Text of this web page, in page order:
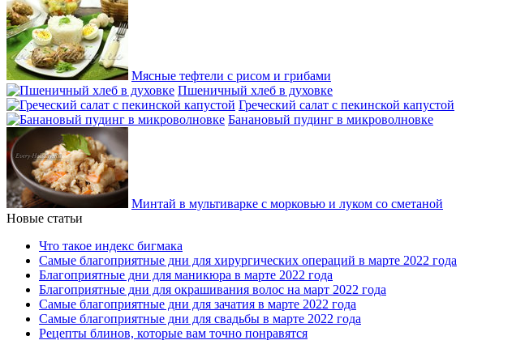
Мясные тефтели с рисом и грибами
Пшеничный хлеб в духовке
Греческий салат с пекинской капустой
Банановый пудинг в микроволновке
Минтай в мультиварке с морковью и луком со сметаной
Новые статьи
Что такое индекс бигмака
Самые благоприятные дни для хирургических операций в марте 2022 года
Благоприятные дни для маникюра в марте 2022 года
Благоприятные дни для окрашивания волос на март 2022 года
Самые благоприятные дни для зачатия в марте 2022 года
Самые благоприятные дни для свадьбы в марте 2022 года
Рецепты блинов, которые вам точно понравятся